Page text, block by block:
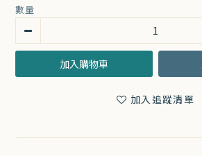
數量
加入購物車
加入追蹤清單